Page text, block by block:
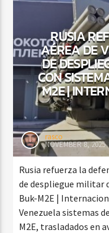
RUSIA
AÉREA DE
DE
CON
M2E |
rasco
NOVEMBER 8, 2025
Rusia refuerza la
de despliegue militar
Buk-M2E |
Venezuela sistemas
M2E, trasladados en